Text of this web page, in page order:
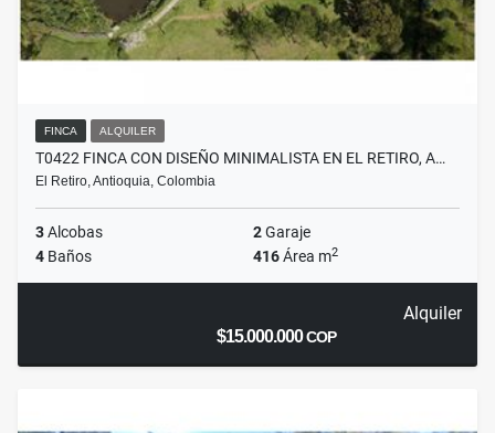
FINCA ALQUILER
T0422 FINCA CON DISEÑO MINIMALISTA EN EL RETIRO, A…
El Retiro, Antioquia, Colombia
3Alcobas 2Garaje
4 Baños 416Área m2
Alquiler
$15.000.000COP